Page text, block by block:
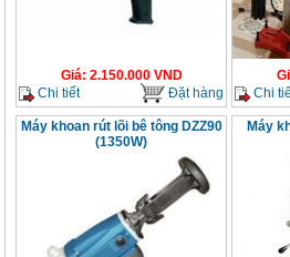
Giá: 2.150.000VND
Chi tiết
Đặt hàng
Chi
Máy khoan rút lõi bê tông DZZ90
(1350W)
Máy